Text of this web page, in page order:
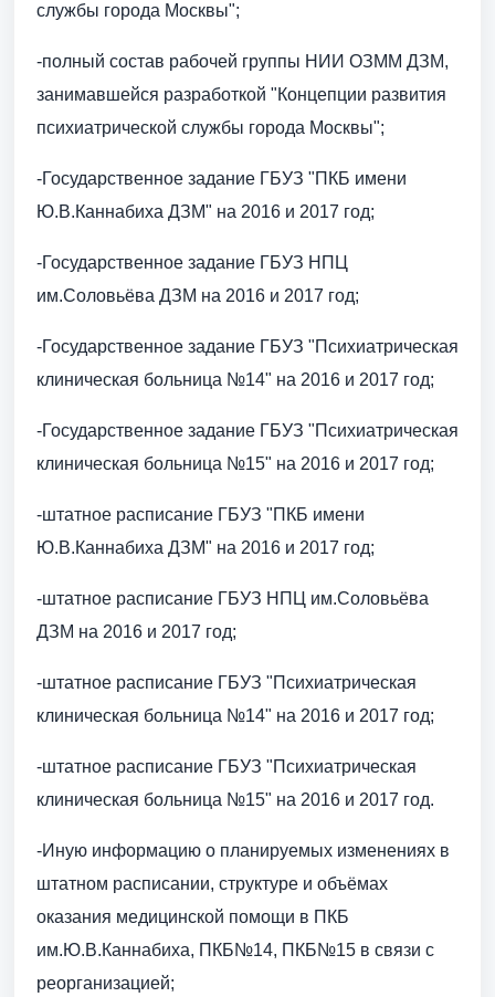
службы города Москвы";
-полный состав рабочей группы НИИ ОЗММ ДЗМ,
занимавшейся разработкой "Концепции развития
психиатрической службы города Москвы";
-Государственное задание ГБУЗ "ПКБ имени
Ю.В.Каннабиха ДЗМ" на 2016 и 2017 год;
-Государственное задание ГБУЗ НПЦ
им.Соловьёва ДЗМ на 2016 и 2017 год;
-Государственное задание ГБУЗ "Психиатрическая
клиническая больница №14" на 2016 и 2017 год;
-Государственное задание ГБУЗ "Психиатрическая
клиническая больница №15" на 2016 и 2017 год;
-штатное расписание ГБУЗ "ПКБ имени
Ю.В.Каннабиха ДЗМ" на 2016 и 2017 год;
-штатное расписание ГБУЗ НПЦ им.Соловьёва
ДЗМ на 2016 и 2017 год;
-штатное расписание ГБУЗ "Психиатрическая
клиническая больница №14" на 2016 и 2017 год;
-штатное расписание ГБУЗ "Психиатрическая
клиническая больница №15" на 2016 и 2017 год.
-Иную информацию о планируемых изменениях в
штатном расписании, структуре и объёмах
оказания медицинской помощи в ПКБ
им.Ю.В.Каннабиха, ПКБ№14, ПКБ№15 в связи с
реорганизацией;